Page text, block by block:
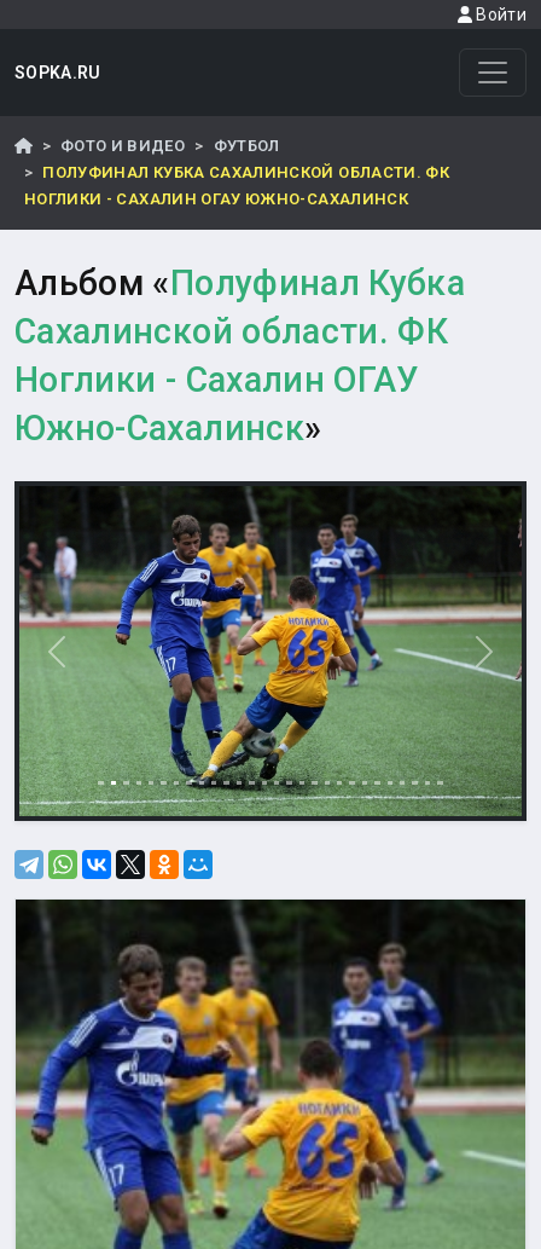
Войти
SOPKA.RU
ФОТО И ВИДЕО
ФУТБОЛ
ПОЛУФИНАЛ КУБКА САХАЛИНСКОЙ ОБЛАСТИ. ФК
НОГЛИКИ - САХАЛИН ОГАУ ЮЖНО-САХАЛИНСК
Альбом «Полуфинал Кубка
Сахалинской области. ФК
Ноглики - Сахалин ОГАУ
Южно-Сахалинск»
Назад